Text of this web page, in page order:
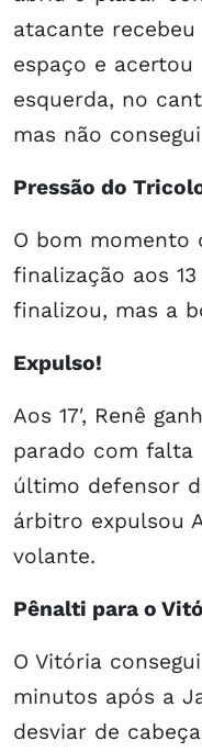
atacante
espaço e
esquerda, no
mas não
Pressão do
O bom momento
finalização aos
finalizou, mas a
Expulso!
Aos 17′, Renê
parado com falta
último defensor
árbitro expulsou
volante.
Pênalti para o
O Vitória
minutos após a
desviar de